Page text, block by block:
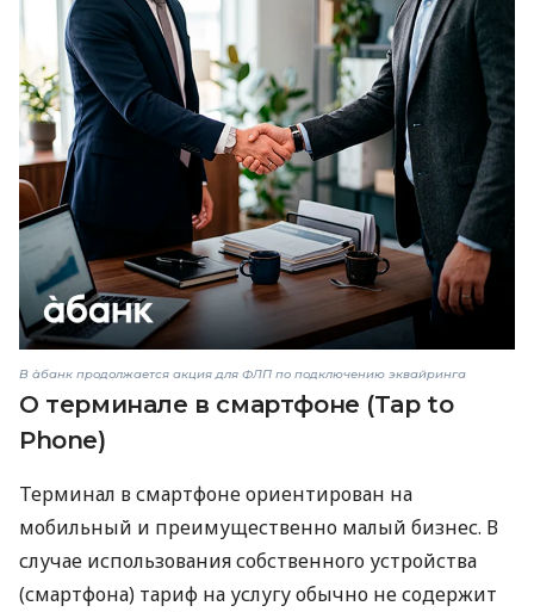
В àбанк продолжается акция для ФЛП по подключению эквайринга
О терминале в смартфоне (Tap to
Phone)
Терминал в смартфоне ориентирован на
мобильный и преимущественно малый бизнес. В
случае использования собственного устройства
(смартфона) тариф на услугу обычно не содержит